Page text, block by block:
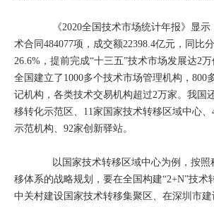
《2020全国技术市场统计年报》显示
术合同484077项，成交额22398.4亿元，同比
26.6%，提前完成“十三五”技术市场发展达2
全国建立了1000多个技术市场管理机构，800
记机构，各类技术交易机构超过2万家。我国
移转化示范区、11家国家技术转移区域中心
示范机构、92家创新驿站。
以国家技术转移区域中心为例，按照
移体系的战略规划，要在全国构建“2+N”技术
中关村建设国家技术转移集聚区、在深圳市